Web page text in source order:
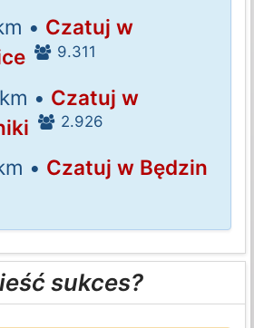
• Czatuj w
9.311
• Czatuj w
2.926
• Czatuj w Będzin
sukces?